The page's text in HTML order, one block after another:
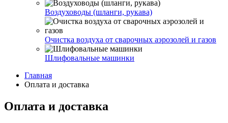
Воздуховоды (шланги, рукава)
Очистка воздуха от сварочных аэрозолей и газов
Шлифовальные машинки
Главная
Оплата и доставка
Оплата и доставка